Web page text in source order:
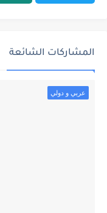
المشاركات الشائعة
عربي و دولي